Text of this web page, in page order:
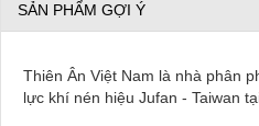
SẢN PHẨM GỢI Ý
Thiên Ân Việt Nam là nhà phân
lực khí nén hiệu Jufan - Taiwan